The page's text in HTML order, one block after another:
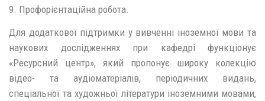
9. Профорієнтаційна робота.
Для додаткової підтримки у вивченні іноземної мови та
наукових дослідженнях при кафедрі функціонує
«Ресурсний центр», який пропонує широку колекцію
відео- та аудіоматеріалів, періодичних видань,
спеціальної та художньої літератури іноземними мовами,